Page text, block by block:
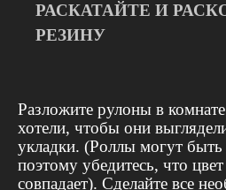
РАСКАТАЙТЕ И
РЕЗИНУ
Разложите рулоны в
хотели, чтобы они
укладки. (Роллы могут
поэтому убедитесь, что
совпадает). Сделайте все